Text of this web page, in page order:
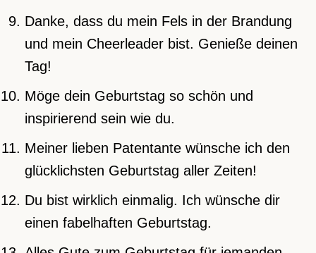
Danke, dass du mein Fels in der Brandung
und mein Cheerleader bist. Genieße deinen
Tag!
Möge dein Geburtstag so schön und
inspirierend sein wie du.
Meiner lieben Patentante wünsche ich den
glücklichsten Geburtstag aller Zeiten!
Du bist wirklich einmalig. Ich wünsche dir
einen fabelhaften Geburtstag.